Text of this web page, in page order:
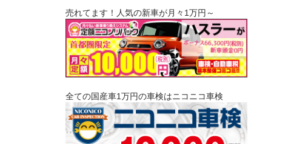
売れてます！人気の新車が月々1万円～
全ての国産車1万円の車検はニコニコ車検